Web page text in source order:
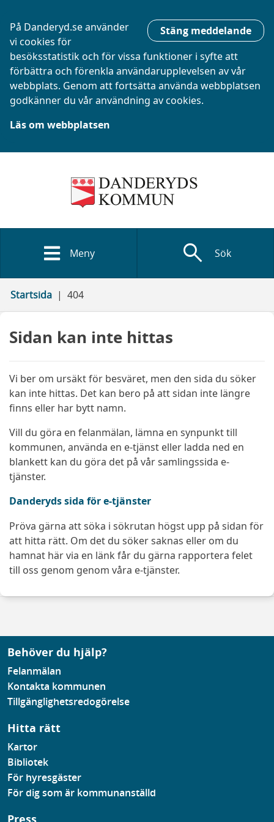
Stäng meddelande
På Danderyd.se använder
vi cookies för
besöksstatistik och för vissa funktioner i syfte att
förbättra och förenkla användarupplevelsen av vår
webbplats. Genom att fortsätta använda webbplatsen
godkänner du vår användning av cookies.
Läs om webbplatsen
Meny search Sök
Startsida 404
Sidan kan inte hittas
Vi ber om ursäkt för besväret, men den sida du söker
kan inte hittas. Det kan bero på att sidan inte längre
finns eller har bytt namn.
Vill du göra en felanmälan, lämna en synpunkt till
kommunen, använda en e-tjänst eller ladda ned en
blankett kan du göra det på vår samlingssida e-
tjänster.
Danderyds sida för e-tjänster
Pröva gärna att söka i sökrutan högst upp på sidan för
att hitta rätt. Om det du söker saknas eller om du
hamnat här via en länk får du gärna rapportera felet
till oss genom genom våra e-tjänster.
Behöver du hjälp?
Felanmälan
Kontakta kommunen
Tillgänglighetsredogörelse
Hitta rätt
Kartor
Bibliotek
För hyresgäster
För dig som är kommunanställd
Press